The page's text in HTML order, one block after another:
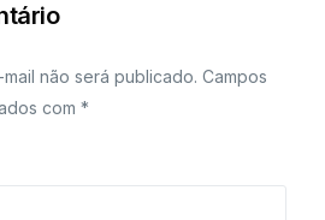
não será publicado. Campos
com*